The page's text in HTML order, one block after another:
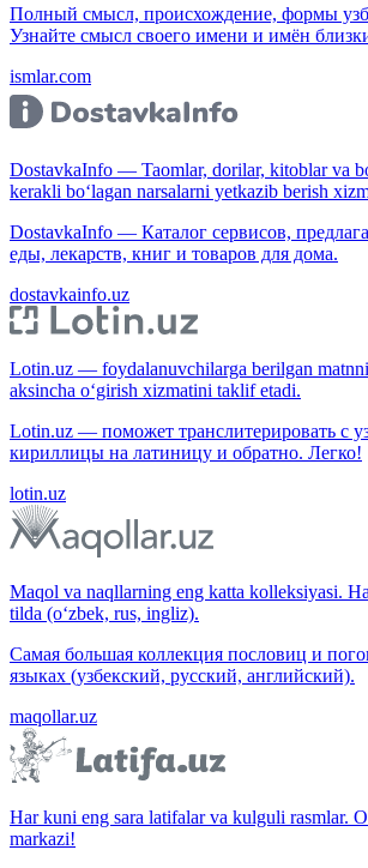
Полный смысл, происхождение, формы
Узнайте смысл своего имени и имён
ismlar.com
DostavkaInfo — Taomlar, dorilar, kitoblar va
kerakli bo‘lagan narsalarni yetkazib berish
DostavkaInfo — Каталог сервисов,
еды, лекарств, книг и товаров для дома.
dostavkainfo.uz
Lotin.uz — foydalanuvchilarga berilgan
aksincha o‘girish xizmatini taklif etadi.
Lotin.uz — поможет транслитерировать с
кириллицы на латиницу и обратно. Легко!
lotin.uz
Maqol va naqllarning eng katta kolleksiyasi.
tilda (o‘zbek, rus, ingliz).
Самая большая коллекция пословиц и
языках (узбекский, русский, английский).
maqollar.uz
Har kuni eng sara latifalar va kulguli rasmlar.
markazi!